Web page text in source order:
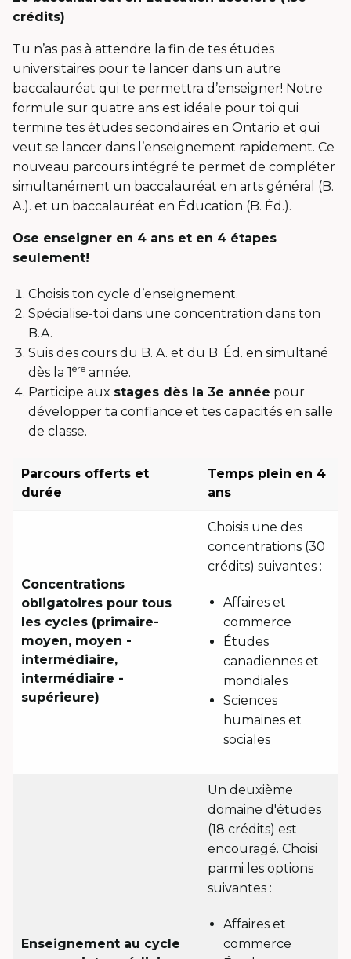
crédits)
Tu n’as pas à attendre la fin de tes études
universitaires pour te lancer dans un autre
baccalauréat qui te permettra d’enseigner! Notre
formule sur quatre ans est idéale pour toi qui
termine tes études secondaires en Ontario et qui
veut se lancer dans l’enseignement rapidement. Ce
nouveau parcours intégré te permet de compléter
simultanément un baccalauréat en arts général (B.
A.). et un baccalauréat en Éducation (B. Éd.).
Ose enseigner en 4 ans et en 4 étapes
seulement!
Choisis ton cycle d’enseignement.
Spécialise-toi dans une concentration dans ton
B.A.
Suis des cours du B. A. et du B. Éd. en simultané
dès la 1ère année.
Participe aux stages dès la 3e année pour
développer ta confiance et tes capacités en salle
de classe.
Parcours offerts et
durée
Temps plein en 4
ans
Concentrations
obligatoires pour tous
les cycles (primaire-
moyen, moyen -
intermédiaire,
intermédiaire -
supérieure)
Choisis une des
concentrations (30
crédits) suivantes :
Affaires et
commerce
Études
canadiennes et
mondiales
Sciences
humaines et
sociales
Enseignement au cycle
Un deuxième
domaine d'études
(18 crédits) est
encouragé. Choisi
parmi les options
suivantes :
Affaires et
commerce